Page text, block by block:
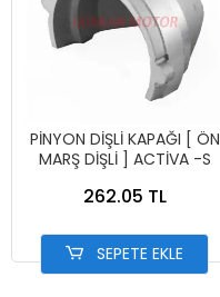
PİNYON DİŞLİ KAPAĞI [ ÖN
MARŞ DİŞLİ ] ACTİVA -S
262.05 TL
SEPETE EKLE